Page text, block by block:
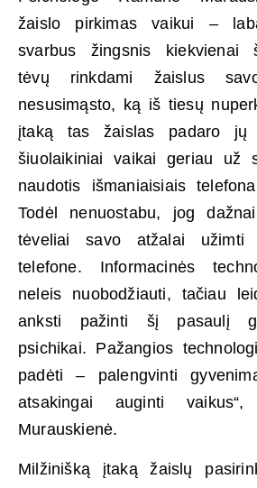
žaislo pirkimas vaikui –
svarbus žingsnis kiekvienai
tėvų rinkdami žaislus
nesusimąsto, ką iš tiesų
įtaką tas žaislas padaro jų
šiuolaikiniai vaikai geriau už
naudotis išmaniaisiais
Todėl nenuostabu, jog
tėveliai savo atžalai užimti
telefone. Informacinės
neleis nuobodžiauti, tačiau
anksti pažinti šį pasaulį
psichikai. Pažangios
padėti – palengvinti
atsakingai auginti
Murauskienė.
Milžinišką įtaką žaislų